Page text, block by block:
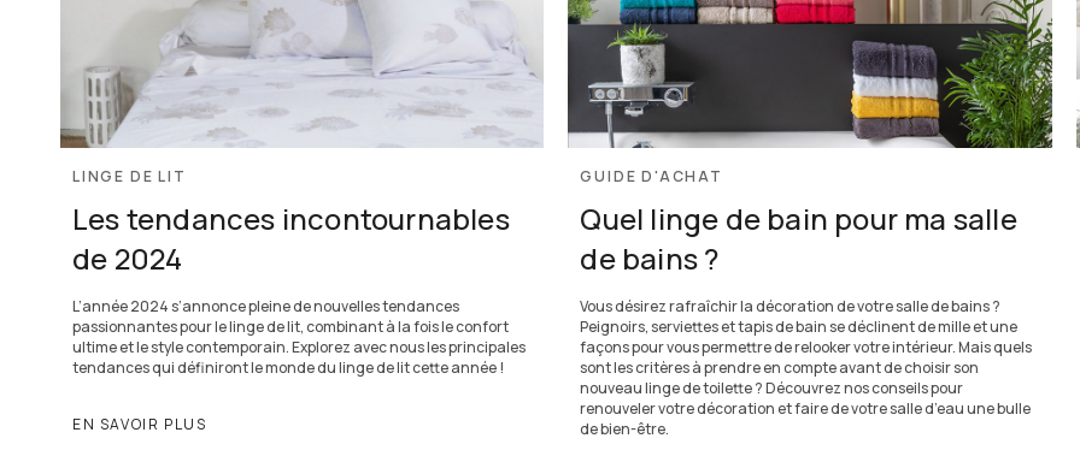
36 Rue Arnaud Détroyat
64100 Bayonne
Carré Blanc Pau
● Fermé ce jour
64000 Pau
LINGE DE LIT
Les tendances incontournables
de 2024
L’année 2024 s’annonce pleine de nouvelles tendances
passionnantes pour le linge de lit, combinant à la fois le confort
ultime et le style contemporain. Explorez avec nous les principales
tendances qui définiront le monde du linge de lit cette année !
EN SAVOIR PLUS
GUIDE D'ACHAT
Quel linge de bain pour ma salle
de bains ?
Vous désirez rafraîchir la décoration de votre salle de bains ?
Peignoirs, serviettes et tapis de bain se déclinent de mille et une
façons pour vous permettre de relooker votre intérieur. Mais quels
sont les critères à prendre en compte avant de choisir son
nouveau linge de toilette ? Découvrez nos conseils pour
renouveler votre décoration et faire de votre salle d’eau une bulle
de bien-être.